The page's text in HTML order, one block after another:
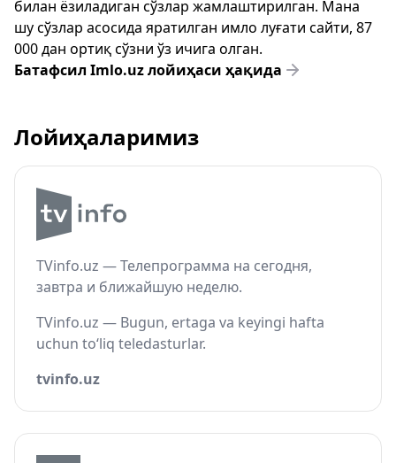
билан ёзиладиган сўзлар жамлаштирилган. Мана
шу сўзлар асосида яратилган имло луғати сайти, 87
000 дан ортиқ сўзни ўз ичига олган.
Батафсил Imlo.uz лойиҳаси ҳақида
Лойиҳаларимиз
TVinfo.uz — Телепрограмма на сегодня,
завтра и ближайшую неделю.
TVinfo.uz — Bugun, ertaga va keyingi hafta
uchun to‘liq teledasturlar.
tvinfo.uz